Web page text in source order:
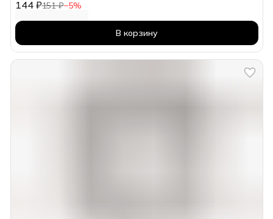
144 ₽151 ₽−5%
В корзину